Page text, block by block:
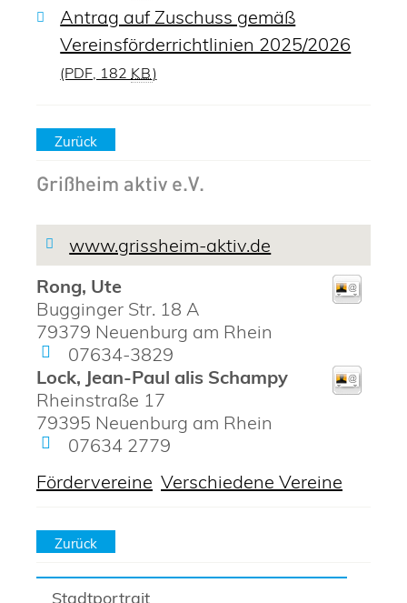
Stadtportrait
Antrag auf Zuschuss gemäß
Vereinsförderrichtlinien 2025/2026
(PDF, 182 KB)
Zurück
Grißheim aktiv e.V.
www.grissheim-aktiv.de
Rong, Ute
Bugginger Str. 18 A
79379 Neuenburg am Rhein
07634-3829
Lock, Jean-Paul alis Schampy
Rheinstraße 17
79395 Neuenburg am Rhein
07634 2779
Fördervereine Verschiedene Vereine
Zurück